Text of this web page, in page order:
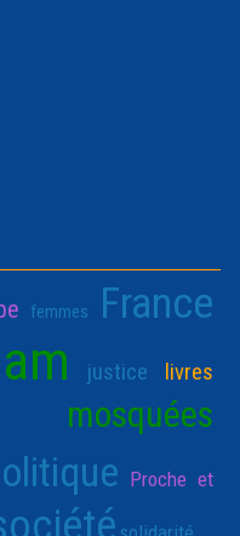
femmes France
justice livres
mosquées
Proche et